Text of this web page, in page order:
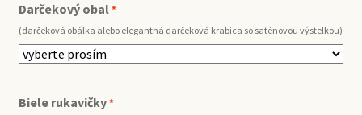
Darčekový obal *
(darčeková obálka alebo elegantná darčeková krabica so saténovou výstelkou)
Biele rukavičky*